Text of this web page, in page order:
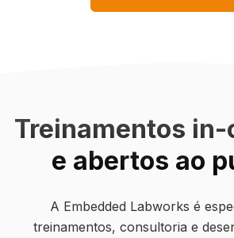
Treinamentos
e abertos ao
A Embedded Labworks é
treinamentos, consultoria e